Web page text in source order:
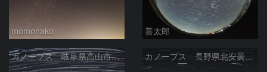
momonako 善太郎
カノープス 岐阜県高山市 2026年2月21日 カノープス 長野県北安曇郡 2026年2月13日